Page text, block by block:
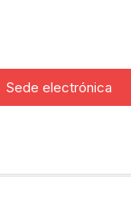
Sede electrónica